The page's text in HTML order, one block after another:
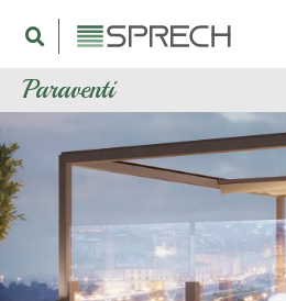
Paraventi